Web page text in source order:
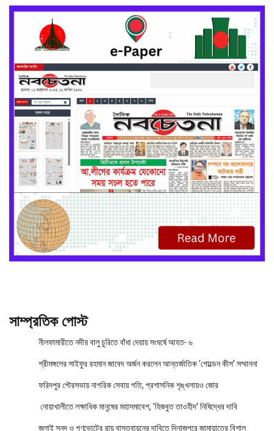
সাম্প্রতিক পোস্ট
নীলফামারীতে নদীর বালু চুরিতে বাঁধা দেয়ায় সংঘর্ষে আহত- ৬
শ্রীমঙ্গলের সাইফুর রহমান জাবেদ অর্জন করলেন আন্তর্জাতিক ‘গোল্ডেন কীস’ সম্মাননা
ফরিদপুর পৌরসভায় নাগরিক সেবায় গতি, প্রশাসনিক শৃঙ্খলায়ও জোর
নোয়াখালীতে লক্ষাধিক মানুষের মহাসমাবেশ, ‘হিজবুত তাওহীদ’ নিষিদ্ধের দাবি
জুলাই সনদ ও গণভোটের রায় বাস্তবায়নের দাবিতে দিনাজপুরে জামায়াতের বিশাল